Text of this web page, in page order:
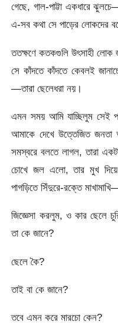
গেছে, গাল-পাট্টা একধারে
এ-সব কথা সে পাড়ের লোকদের
ততক্ষণে কতকগুলি উৎসাহী লোক
সে কাঁদতে কাঁদতে কেবলই
—তারা ছেলেধরা নয়।
এমন সময় আমি যাচ্ছিলুম সেই
আমাকে দেখে উত্তেজিত
সমস্বরে বলতে লাগল, তারা
চোখে জল এলো, তার মুখ দিয়ে
পাগড়িতে সিঁদুরে-রক্তে
জিজ্ঞেসা করলুম, ও কার ছেলে
তা কে জানে?
ছেলে কৈ?
তাই বা কে জানে?
তবে এমন করে মারচো কেন?